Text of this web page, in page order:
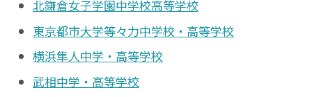
北鎌倉女子学園中学校高等学校
東京都市大学等々力中学校・高等学校
横浜隼人中学・高等学校
武相中学・高等学校